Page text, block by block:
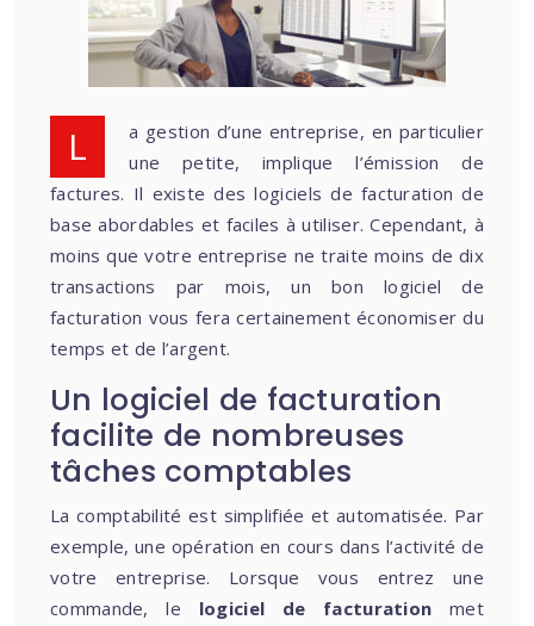
La gestion d’une entreprise, en particulier
une petite, implique l’émission de
factures. Il existe des logiciels de facturation de
base abordables et faciles à utiliser. Cependant, à
moins que votre entreprise ne traite moins de dix
transactions par mois, un bon logiciel de
facturation vous fera certainement économiser du
temps et de l’argent.
Un logiciel de facturation
facilite de nombreuses
tâches comptables
La comptabilité est simplifiée et automatisée. Par
exemple, une opération en cours dans l’activité de
votre entreprise. Lorsque vous entrez une
commande, le logiciel de facturation met